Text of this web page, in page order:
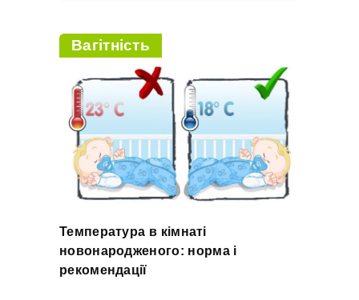
Вагітність
Температура в кімнаті
новонародженого: норма і
рекомендації